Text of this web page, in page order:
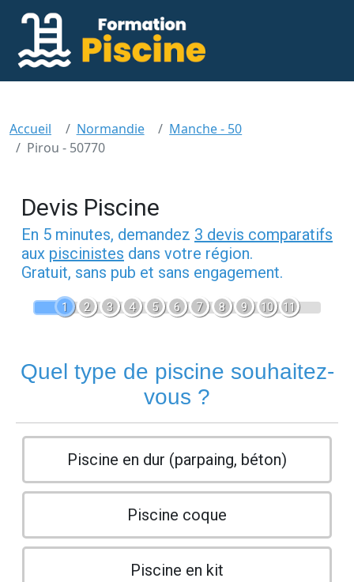
Accueil Normandie
Manche - 50
Pirou - 50770
Devis Piscine
En 5 minutes, demandez 3 devis comparatifs
aux piscinistes dans votre région.
Gratuit, sans pub et sans engagement.
1 2 3 4 5 6 7 8 9 10 11
Quel type de piscine souhaitez-
vous ?
Piscine en dur (parpaing, béton)
Piscine coque
Piscine en kit